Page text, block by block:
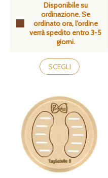
Disponibile su
ordinazione. Se
ordinato ora, l’ordine
verrà spedito entro 3-5
giorni.
prezzo:
da
49,90€
a
55,90€
SCEGLI
Questo
prodotto
ha
varianti.
Le
opzioni
possono
essere
scelte
nella
pagina
del